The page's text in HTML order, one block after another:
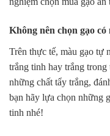
Không nên chọn gạo
Trên thực tế, màu gạo tự
trắng tinh hay trắng
những chất tẩy trắng,
bạn hãy lựa chọn những
tinh nhé!